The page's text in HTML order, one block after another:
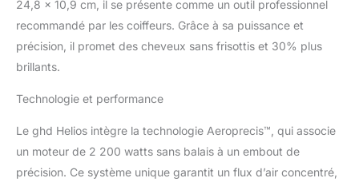
absolu du coiffage :
embout concentrateur
d'air sur-mesure pour un
confort lors du coiffage.
Caractéristiques
supplémentaires : 3
réglages de température
24,8 x 10,9 cm, il se présente comme un outil professionnel
recommandé par les coiffeurs. Grâce à sa puissance et
précision, il promet des cheveux sans frisottis et 30% plus
brillants.
Technologie et performance
Le ghd Helios intègre la technologie Aeroprecis™, qui associe
un moteur de 2 200 watts sans balais à un embout de
précision. Ce système unique garantit un flux d’air concentré,